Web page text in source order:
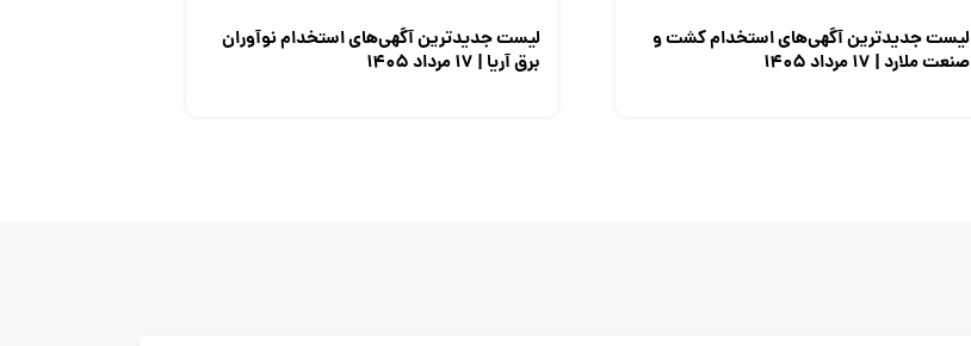
لیست جدیدترین آگهی‌های استخدام کشت و
صنعت ملارد | ۱۷ مرداد ۱۴۰۵
لیست جدیدترین آگهی‌های استخدام نوآوران
برق آریا | ۱۷ مرداد ۱۴۰۵